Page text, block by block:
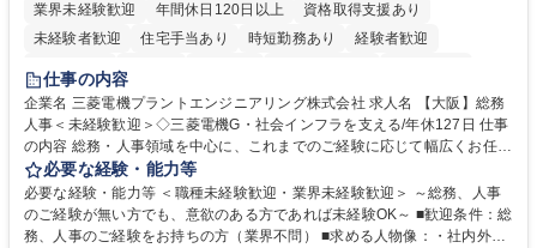
業界未経験歓迎
年間休日120日以上
資格取得支援あり
未経験者歓迎
住宅手当あり 時短勤務あり
経験者歓迎
退職金あり
駅近5分以内
土日祝休み 服装自由 寮・社宅あり 食事補助あり
仕事の内容
企業名 三菱電機プラントエンジニアリング株式会社 求人名 【大阪】総務
人事＜未経験歓迎＞◇三菱電機G・社会インフラを支える/年休127日 仕事
の内容 総務・人事領域を中心に、これまでのご経験に応じて幅広くお任せ
します。 ＜具体的には＞ ・総務/人事労務（給与・社保・勤怠管理など）
・採用・教育研修 ・福利厚生運用 など ※基本的には事務所勤務ですが、
採用や教育等の業務内容により、関西圏以外への日帰り・宿泊を伴う国内
出張もございます。 ※担当業務を持ちつつ、お互いに助け合いながら、総
必要な経験・能力等
必要な経験・能力等 ＜職種未経験歓迎・業界未経験歓迎＞ ～総務、人事
のご経験が無い方でも、意欲のある方であれば未経験OK～ ■歓迎条件：総
務、人事のご経験をお持ちの方（業界不問） ■求める人物像：・社内外の